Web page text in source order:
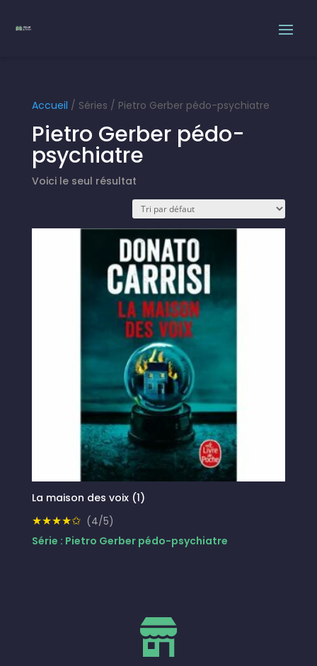
Accueil / Séries / Pietro Gerber pédo-psychiatre
Pietro Gerber pédo-
psychiatre
Voici le seul résultat
La maison des voix (1)
★★★★✩ (4/5)
Série : Pietro Gerber pédo-psychiatre